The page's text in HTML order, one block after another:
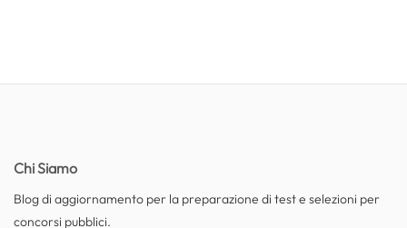
Chi Siamo
Blog di aggiornamento per la preparazione di test e selezioni per
concorsi pubblici.